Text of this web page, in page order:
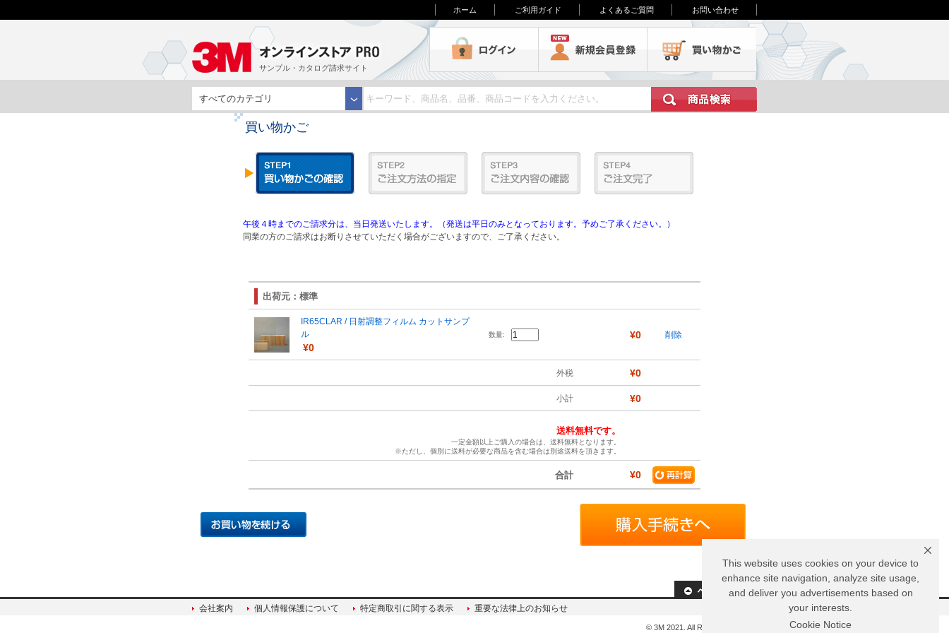
This website uses cookies on your device to
enhance site navigation, analyze site usage,
and deliver you advertisements based on
your interests.
Cookie Notice
ホーム ご利用ガイド よくあるご質問 お問い合わせ
サンプル・カタログ請求サイト
買い物かご
すべてのカテゴリ
買い物かご
午後４時までのご請求分は、当日発送いたします。（発送は平日のみとなっております。予めご了承ください。）
同業の方のご請求はお断りさせていただく場合がございますので、ご了承ください。
出荷元：標準
IR65CLAR / 日射調整フィルム カットサンプ
ル
¥0
数量: ¥0 削除
外税 ¥0
小計 ¥0
送料無料です。
一定金額以上ご購入の場合は、送料無料となります。
※ただし、個別に送料が必要な商品を含む場合は別途送料を頂きます。
合計 ¥0
会社案内 個人情報保護について 特定商取引に関する表示 重要な法律上のお知らせ
© 3M 2021. All Rights Reserved.